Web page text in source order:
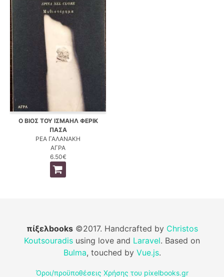
Ο ΒΙΟΣ ΤΟΥ ΙΣΜΑΗΛ ΦΕΡΙΚ
ΠΑΣΑ
ΡΕΑ ΓΑΛΑΝΑΚΗ
ΑΓΡΑ
6.50€
πίξελbooks©2017. Handcrafted by Christos
Koutsouradis using love and Laravel. Based on
Bulma, touched by Vue.js.
Όροι/προϋποθέσεις Χρήσης του pixelbooks.gr